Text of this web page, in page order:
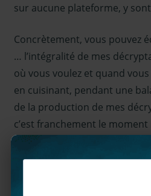
sur aucune plateforme, y
Concrètement, vous pouvez
… l’intégralité de mes
où vous voulez et quand
en cuisinant, pendant une
de la production de mes
c’est franchement le
replonger dans l’ambiance et
où on l’avait laissée.